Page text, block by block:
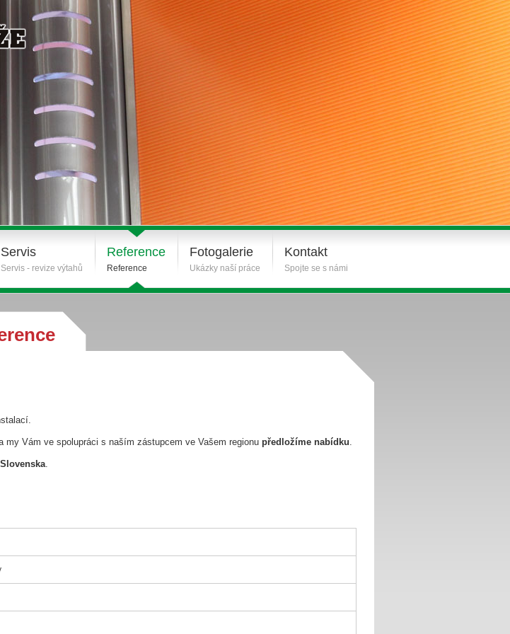
Servis
Servis - revize výtahů
Reference
Reference
Fotogalerie
Ukázky naší práce
Kontakt
Spojte se s námi
my Vám ve spolupráci s naším zástupcem ve Vašem regionu předložíme nabídku.
.